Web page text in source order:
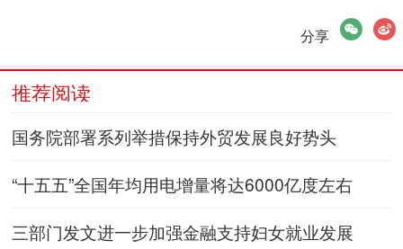
分享
微信微博
推荐阅读
国务院部署系列举措保持外贸发展良好势头
“十五五”全国年均用电增量将达6000亿度左右
三部门发文进一步加强金融支持妇女就业发展